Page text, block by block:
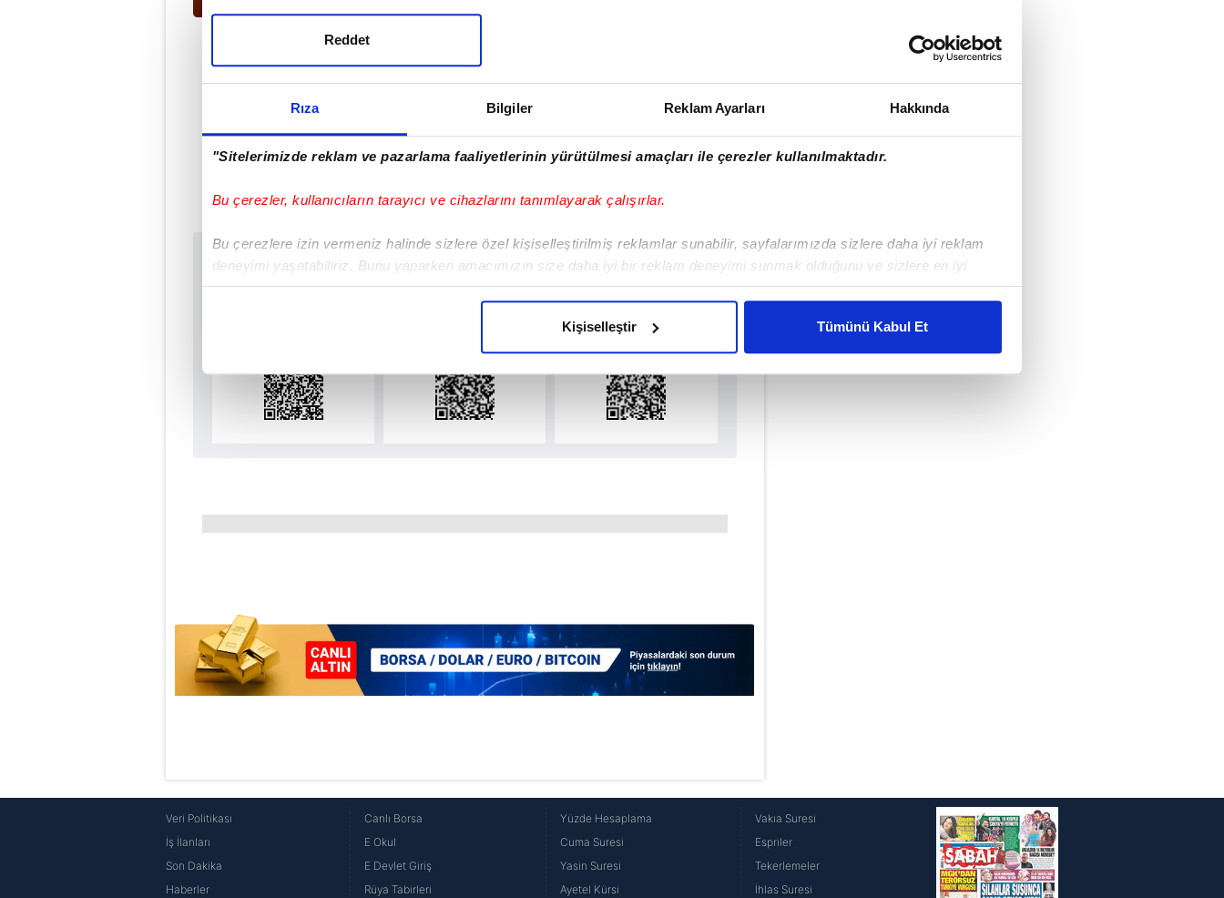
Rıza Bilgiler Reklam Ayarları Hakkında
"Sitelerimizde reklam ve pazarlama faaliyetlerinin yürütülmesi amaçları ile çerezler kullanılmaktadır.
Bu çerezler, kullanıcıların tarayıcı ve cihazlarını tanımlayarak çalışırlar.
Bu çerezlere izin vermeniz halinde sizlere özel kişiselleştirilmiş reklamlar sunabilir, sayfalarımızda sizlere daha iyi reklam
deneyimi yaşatabiliriz. Bunu yaparken amacımızın size daha iyi bir reklam deneyimi sunmak olduğunu ve sizlere en iyi
içerikleri sunabilmek adına elimizden gelen çabayı gösterdiğimizi ve bu noktada, reklamların maliyetlerimizi karşılamak
noktasında tek gelir kalemimiz olduğunu sizlere hatırlatmak isteriz.
Her halükârda, kullanıcılar, bu çerezlere izin vermedikleri takdirde, kullanıcılara hedefli reklamlar gösterilmeyecektir."
Sizlere daha iyi bir hizmet sunabilmek için İnternet Sitemizde kendimize ve üçüncü kişilere ait çerezler kullanılmaktadır. Bu
çerezler vasıtasıyla çeşitli kişisel verileriniz işlenmekte olup gerekli olan çerezler bilgi toplumu hizmetlerinin sunulması
Reddet
Kişiselleştir Tümünü Kabul Et
Hakan Kurt - Editör
Sabah.com.tr Uygulamamızı İndirin
Uygulamalara Özel Ayrıcalıkları Keşfedin!
Veri Politikası
İş İlanları
Son Dakika
Haberler
Canlı Borsa
E Okul
E Devlet Giriş
Rüya Tabirleri
Yüzde Hesaplama
Cuma Suresi
Yasin Suresi
Ayetel Kürsi
Vakıa Suresi
Espriler
Tekerlemeler
İhlas Suresi